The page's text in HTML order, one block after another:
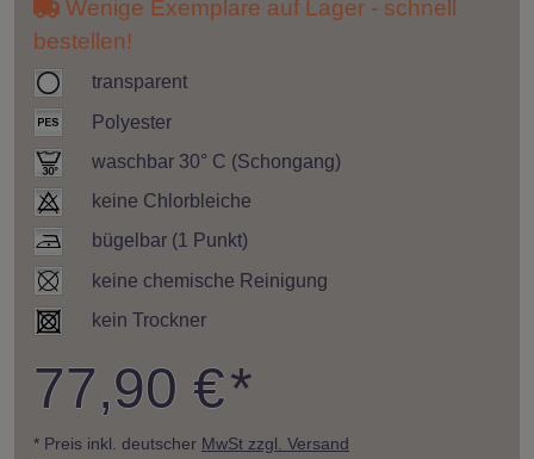
Wenige Exemplare auf Lager - schnell
bestellen!
transparent
Polyester
waschbar 30° C (Schongang)
keine Chlorbleiche
bügelbar (1 Punkt)
keine chemische Reinigung
kein Trockner
77,90 €*
* Preis inkl. deutscher MwSt zzgl. Versand